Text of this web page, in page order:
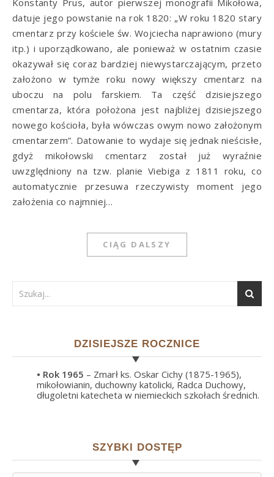
Konstanty Prus, autor pierwszej monografii Mikołowa,
datuje jego powstanie na rok 1820: „W roku 1820 stary
cmentarz przy kościele św. Wojciecha naprawiono (mury
itp.) i uporządkowano, ale ponieważ w ostatnim czasie
okazywał się coraz bardziej niewystarczającym, przeto
założono w tymże roku nowy większy cmentarz na
uboczu na polu farskiem. Ta część dzisiejszego
cmentarza, która położona jest najbliżej dzisiejszego
nowego kościoła, była wówczas owym nowo założonym
cmentarzem”. Datowanie to wydaje się jednak nieścisłe,
gdyż mikołowski cmentarz został już wyraźnie
uwzględniony na tzw. planie Viebiga z 1811 roku, co
automatycznie przesuwa rzeczywisty moment jego
założenia co najmniej…
CIĄG DALSZY
DZISIEJSZE ROCZNICE
• Rok 1965 – Zmarł ks. Oskar Cichy (1875-1965),
mikołowianin, duchowny katolicki, Radca Duchowy,
długoletni katecheta w niemieckich szkołach średnich.
SZYBKI DOSTĘP